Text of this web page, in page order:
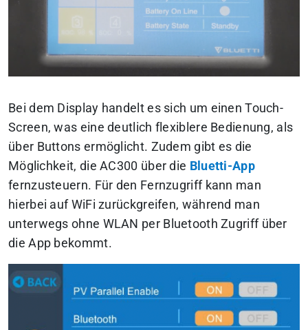
Bei dem Display handelt es sich um einen Touch-
Screen, was eine deutlich flexiblere Bedienung, als
über Buttons ermöglicht. Zudem gibt es die
Möglichkeit, die AC300 über die Bluetti-App
fernzusteuern. Für den Fernzugriff kann man
hierbei auf WiFi zurückgreifen, während man
unterwegs ohne WLAN per Bluetooth Zugriff über
die App bekommt.